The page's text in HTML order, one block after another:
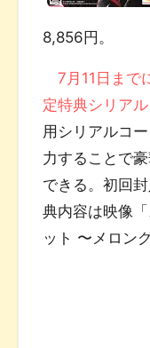
8,856円。
7月11日まで
定特典シリア
用シリアルコ
力することで
できる。初回
典内容は映像
ット 〜メロン